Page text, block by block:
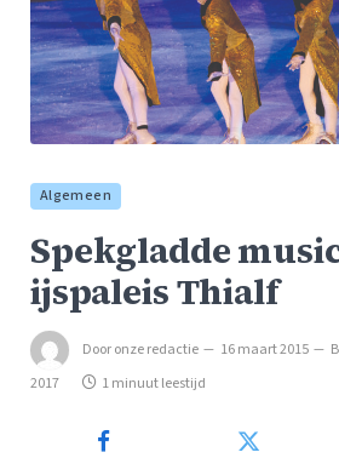
Algemeen
Spekgladde
ijspaleis Thialf
Dooronze redactie 16 maart 2015
2017
1 minuut leestijd